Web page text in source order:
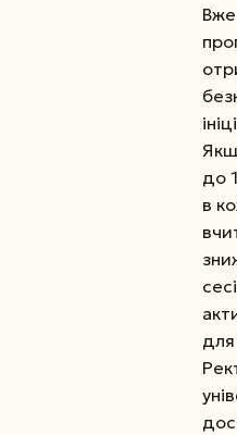
Вже
до
в